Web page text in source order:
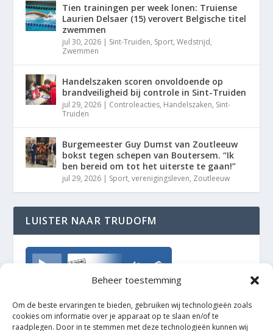
Beheer toestemming
Om de beste ervaringen te bieden, gebruiken wij technologieën zoals
cookies om informatie over je apparaat op te slaan en/of te
raadplegen. Door in te stemmen met deze technologieën kunnen wij
Tien trainingen per week lonen: Truiense
Laurien Delsaer (15) verovert Belgische titel
zwemmen
jul 30, 2026 | Sint-Truiden, Sport,Wedstrijd,
Zwemmen
Handelszaken scoren onvoldoende op
brandveiligheid bij controle in Sint-Truiden
jul 29, 2026 | Controleacties, Handelszaken, Sint-
Truiden
Burgemeester Guy Dumst van Zoutleeuw
bokst tegen schepen van Boutersem. “Ik
ben bereid om tot het uiterste te gaan!”
jul 29, 2026 | Sport,verenigingsleven, Zoutleeuw
LUISTER NAAR TRUDOFM
TrudoFM